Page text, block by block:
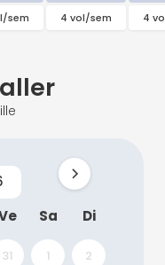
sem 4 vol/sem 4
aller
Sa Di
31 1 2